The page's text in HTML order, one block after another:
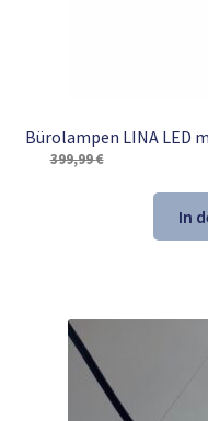
Bürolampen LINA LED
399,99€
In